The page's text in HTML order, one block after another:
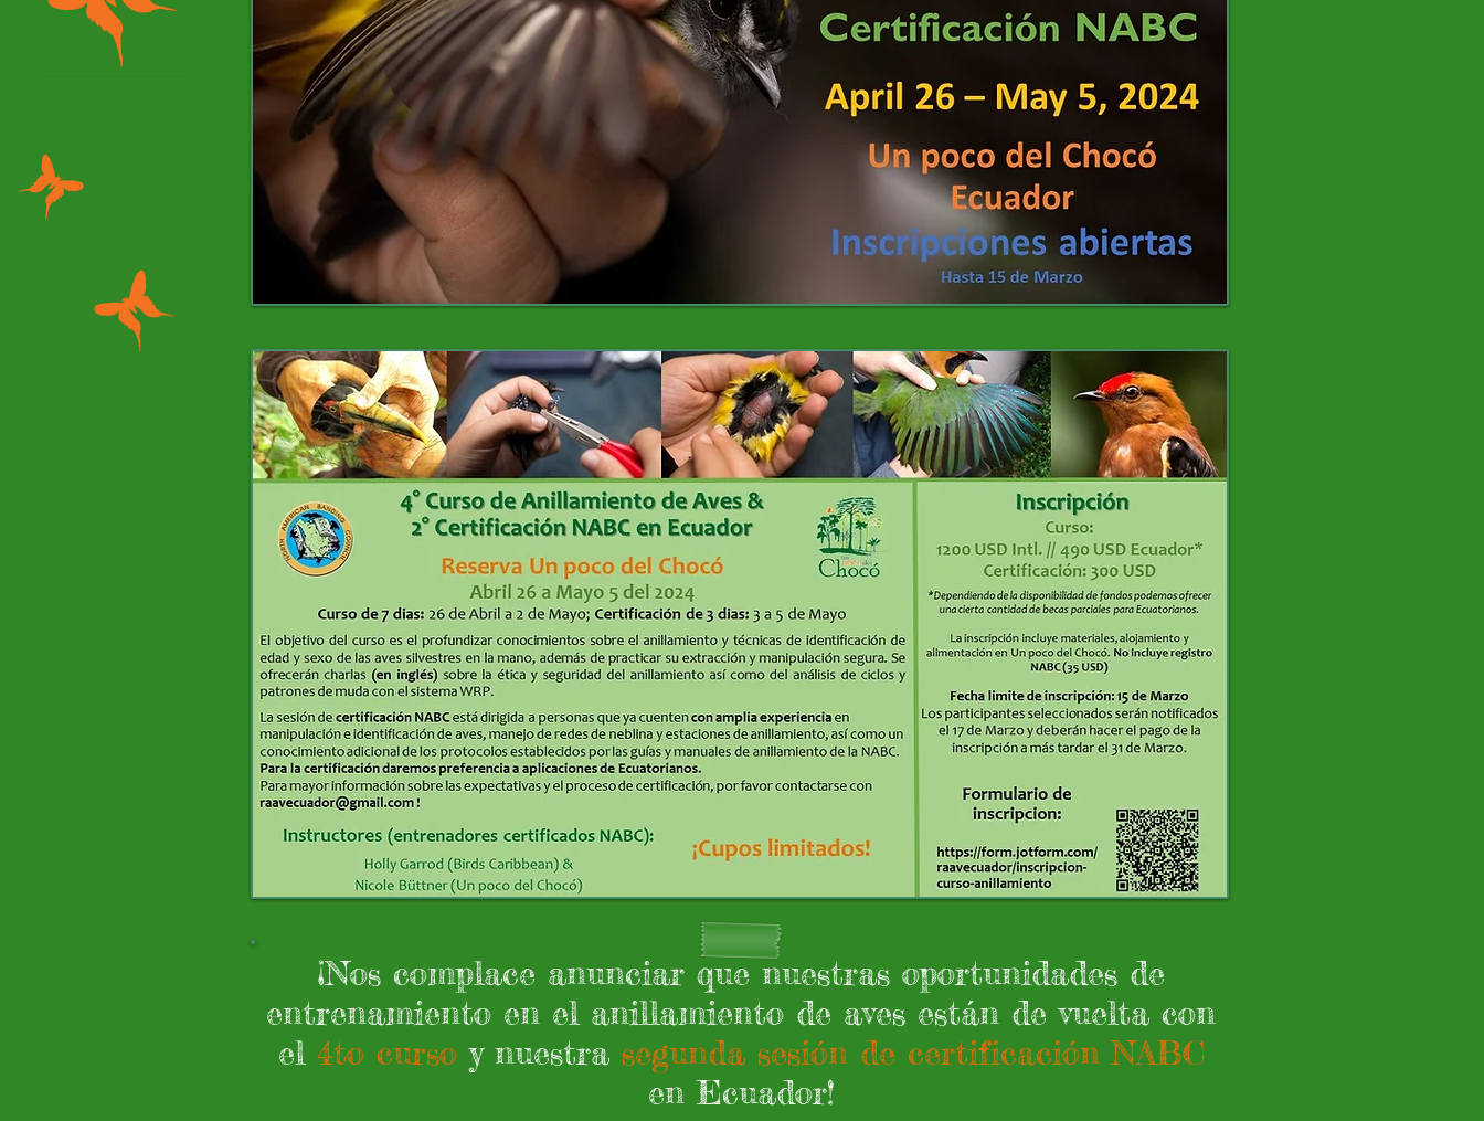
¡Nos complace anunciar que nuestras oportunidades de
entrenamiento en el anillamiento de aves están de vuelta con
el 4tocursoy nuestra segunda sesión de certificación NABC
enEcuador!